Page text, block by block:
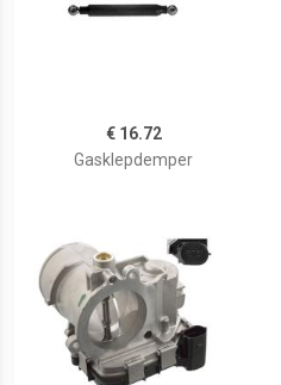
€ 16.72
Gasklepdemper